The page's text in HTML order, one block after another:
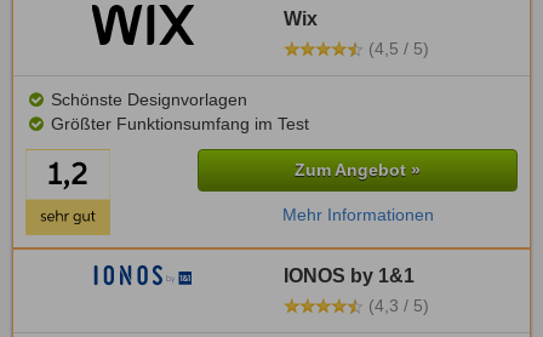
Wix
(4,5 / 5)
Schönste Designvorlagen
Größter Funktionsumfang im Test
Zum Angebot »
Mehr Informationen
IONOS by 1&1
(4,3 / 5)